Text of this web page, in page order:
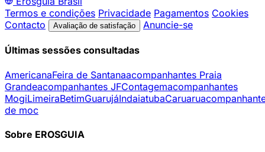
Termos e condições Privacidade Pagamentos Cookies
Contacto
Avaliação de satisfação Anuncie-se
Últimas sessões consultadas
AmericanaFeira de Santanaacompanhantes Praia
Grandeacompanhantes JFContagemacompanhantes
MogiLimeiraBetimGuarujáIndaiatubaCaruaru
de moc
Sobre EROSGUIA